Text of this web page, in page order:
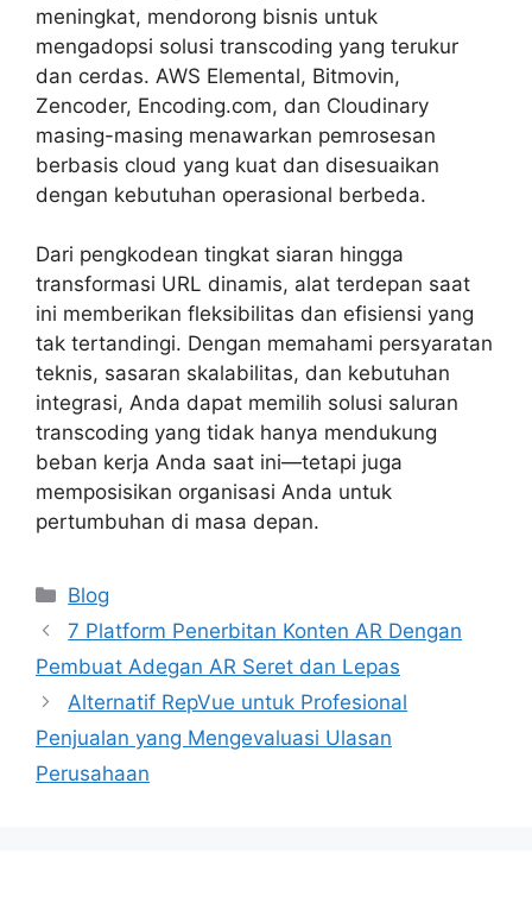
meningkat, mendorong bisnis untuk
mengadopsi solusi transcoding yang terukur
dan cerdas. AWS Elemental, Bitmovin,
Zencoder, Encoding.com, dan Cloudinary
masing-masing menawarkan pemrosesan
berbasis cloud yang kuat dan disesuaikan
dengan kebutuhan operasional berbeda.
Dari pengkodean tingkat siaran hingga
transformasi URL dinamis, alat terdepan saat
ini memberikan fleksibilitas dan efisiensi yang
tak tertandingi. Dengan memahami persyaratan
teknis, sasaran skalabilitas, dan kebutuhan
integrasi, Anda dapat memilih solusi saluran
transcoding yang tidak hanya mendukung
beban kerja Anda saat ini—tetapi juga
memposisikan organisasi Anda untuk
pertumbuhan di masa depan.
Categories
Blog
7 Platform Penerbitan Konten AR Dengan
Pembuat Adegan AR Seret dan Lepas
Alternatif RepVue untuk Profesional
Penjualan yang Mengevaluasi Ulasan
Perusahaan